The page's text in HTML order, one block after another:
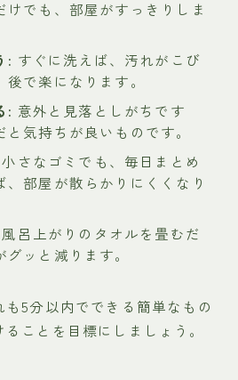
けでも、部屋がすっきりしま
: すぐに洗えば、汚れがこび
後で楽になります。
: 意外と見落としがちです
気持ちが良いものです。
小さなゴミでも、毎日まとめ
、部屋が散らかりにくくなり
風呂上がりのタオルを畳むだ
ッと減ります。
5分以内でできる簡単なもの
ことを目標にしましょう。